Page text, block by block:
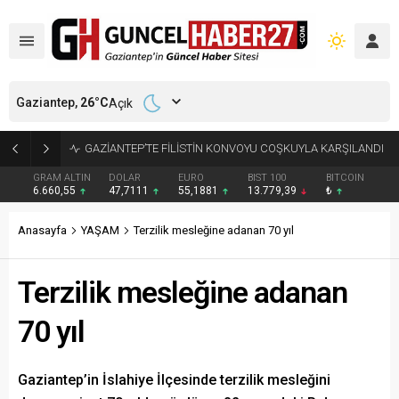
GAZİANTEP’TE FİLİSTİN KONVOYU COŞKUYLA KARŞILANDI
GRAM ALTIN
6.660,55
DOLAR
47,7111
EURO
55,1881
BIST 100
13.779,39
BITCOIN
₺
Gaziantep, 26°CAçık
Anasayfa YAŞAM Terzilik mesleğine adanan 70 yıl
Terzilik mesleğine adanan
70 yıl
Gaziantep’in İslahiye İlçesinde terzilik mesleğini